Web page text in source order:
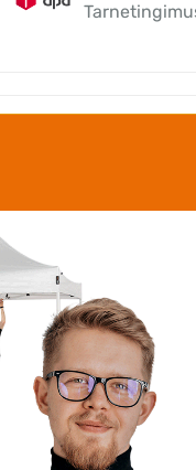
Suurepärane
Roostekindel.
100% veekindel.
Vastupidav ja
Garantii!